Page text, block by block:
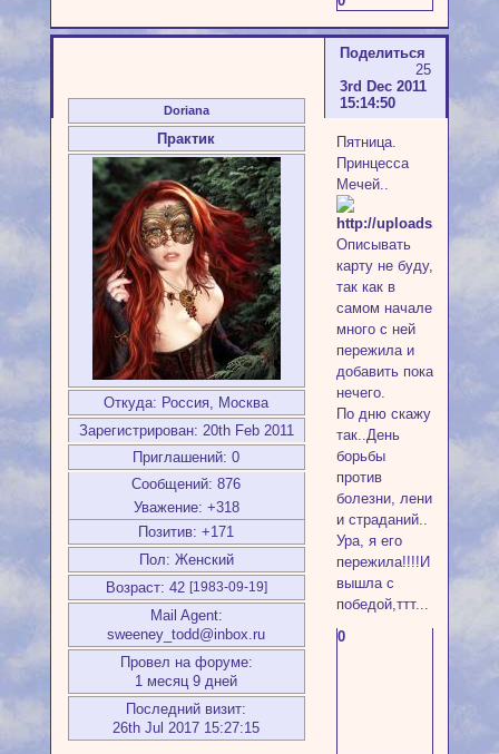
Поделиться
25
3rd Dec 2011
15:14:50
Doriana
Практик
Откуда: Россия, Москва
Зарегистрирован: 20th Feb 2011
Приглашений: 0
Сообщений: 876
Уважение: +318
Позитив: +171
Пол: Женский
Возраст: 42 [1983-09-19]
Mail Agent:
sweeney_todd@inbox.ru
Провел на форуме:
1 месяц 9 дней
Последний визит:
26th Jul 2017 15:27:15
Пятница.
Принцесса
Мечей..
Описывать
карту не буду,
так как в
самом начале
много с ней
пережила и
добавить пока
нечего.
По дню скажу
так..День
борьбы
против
болезни, лени
и страданий..
Ура, я его
пережила!!!!И
вышла с
победой,ттт...
0